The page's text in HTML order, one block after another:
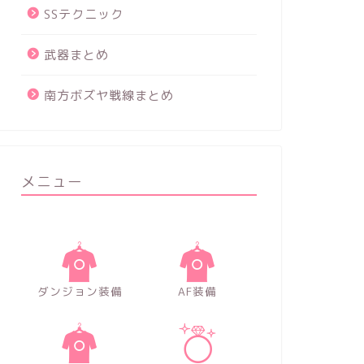
SSテクニック
武器まとめ
南方ボズヤ戦線まとめ
メニュー
ダンジョン装備 AF装備